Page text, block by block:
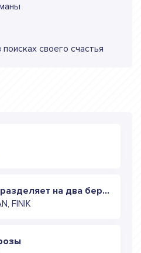
своего счастья
Волга река разделяет на два берега
FINIK